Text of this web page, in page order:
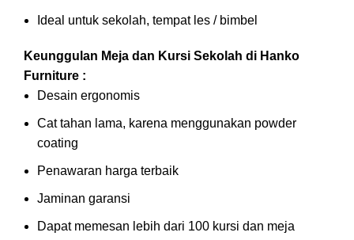
Ideal untuk sekolah, tempat les / bimbel
Keunggulan Meja dan Kursi Sekolah di Hanko
Furniture :
Desain ergonomis
Cat tahan lama, karena menggunakan powder
coating
Penawaran harga terbaik
Jaminan garansi
Dapat memesan lebih dari 100 kursi dan meja